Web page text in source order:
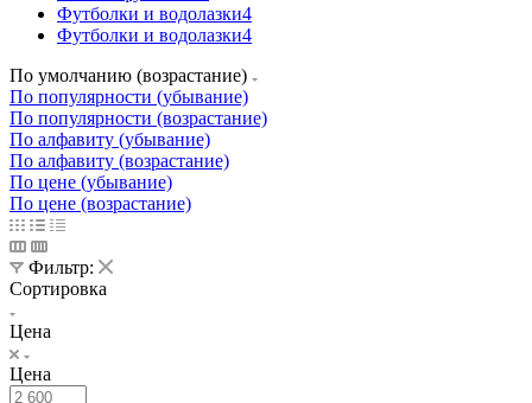
Футболки и водолазки4
Футболки и водолазки4
По умолчанию (возрастание)
По популярности (убывание)
По популярности (возрастание)
По алфавиту (убывание)
По алфавиту (возрастание)
По цене (убывание)
По цене (возрастание)
Фильтр:
Сортировка
Цена
Цена